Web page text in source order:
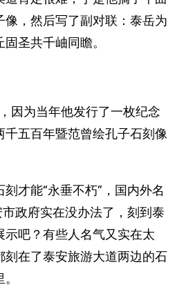
，然后写了副对联：泰岳为
圣共千岫同瞻。
因为当年他发行了一枚纪念
五百年暨范曾绘孔子石刻像
才能“永垂不朽”，国内外名
市政府实在没办法了，刻到泰
示吧？有些人名气又实在太
刻在了泰安旅游大道两边的石